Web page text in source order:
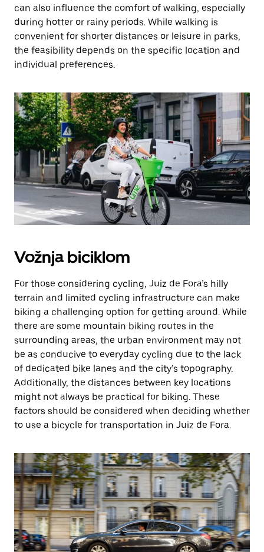
can also influence the comfort of walking, especially
during hotter or rainy periods. While walking is
convenient for shorter distances or leisure in parks,
the feasibility depends on the specific location and
individual preferences.
Vožnja biciklom
For those considering cycling, Juiz de Fora’s hilly
terrain and limited cycling infrastructure can make
biking a challenging option for getting around. While
there are some mountain biking routes in the
surrounding areas, the urban environment may not
be as conducive to everyday cycling due to the lack
of dedicated bike lanes and the city’s topography.
Additionally, the distances between key locations
might not always be practical for biking. These
factors should be considered when deciding whether
to use a bicycle for transportation in Juiz de Fora.